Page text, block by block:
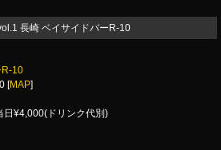
長崎 ベイサイドバーR-10
R-10
[MAP]
日¥4,000(ドリンク代別)